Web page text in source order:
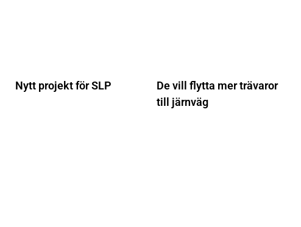
Nytt projekt för SLP
De vill flytta mer trävaror
till järnväg